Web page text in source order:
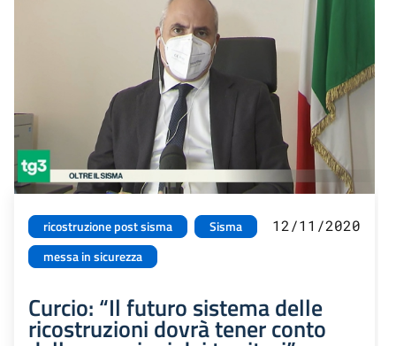
ricostruzione post sisma
Sisma
messa in sicurezza
12/11/2020
Curcio: “Il futuro sistema delle
ricostruzioni dovrà tener conto